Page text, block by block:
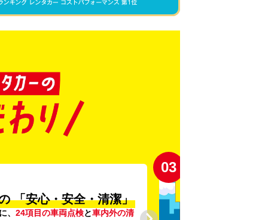
「安心・安全・清潔」
、 24項目の車両点検と車内外の清
03